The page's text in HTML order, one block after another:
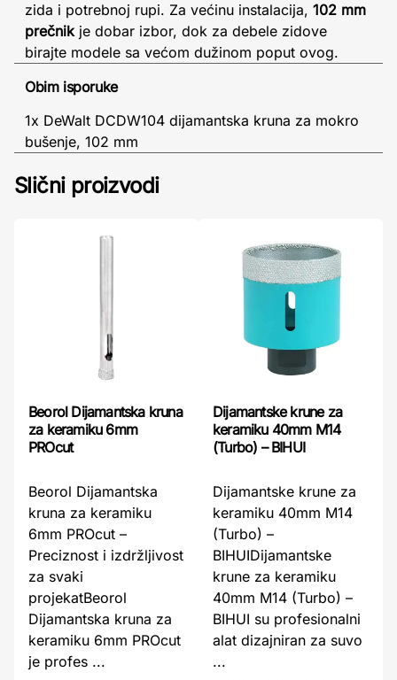
zida i potrebnoj rupi. Za većinu instalacija, 102 mm
prečnikje dobar izbor, dok za debele zidove
birajte modele sa većom dužinom poput ovog.
Obim isporuke
1x DeWalt DCDW104 dijamantska kruna za mokro
bušenje, 102 mm
Slični proizvodi
Beorol Dijamantska kruna
za keramiku 6mm
PROcut
Beorol Dijamantska
kruna za keramiku
6mm PROcut –
Preciznost i izdržljivost
za svaki
projekatBeorol
Dijamantska kruna za
keramiku 6mm PROcut
je profes ...
Dijamantske krune za
keramiku 40mm M14
(Turbo) – BIHUI
Dijamantske krune za
keramiku 40mm M14
(Turbo) –
BIHUIDijamantske
krune za keramiku
40mm M14 (Turbo) –
BIHUI su profesionalni
alat dizajniran za suvo
...